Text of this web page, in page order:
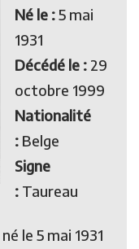
Né le :5 mai
1931
Décédé le : 29
octobre 1999
Nationalité
: Belge
Signe
: Taureau
le 5 mai 1931